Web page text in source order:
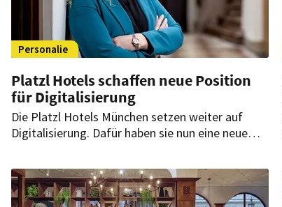
Personalie
Platzl Hotels schaffen neue Position
für Digitalisierung
Die Platzl Hotels München setzen weiter auf
Digitalisierung. Dafür haben sie nun eine neue
Management“ geschaffen.